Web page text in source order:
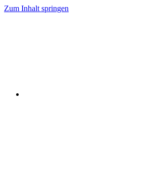
Zum Inhalt springen